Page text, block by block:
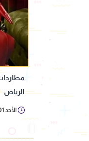
الرياض
الأحد 01/فبراير/2026 - 02:00 م